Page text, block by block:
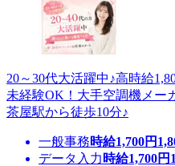
20～30代大活躍中♪高時給
未経験OK！大手空調機メー
茶屋駅から徒歩10分♪
一般事務時給1,700円
データ入力 時給1,700円